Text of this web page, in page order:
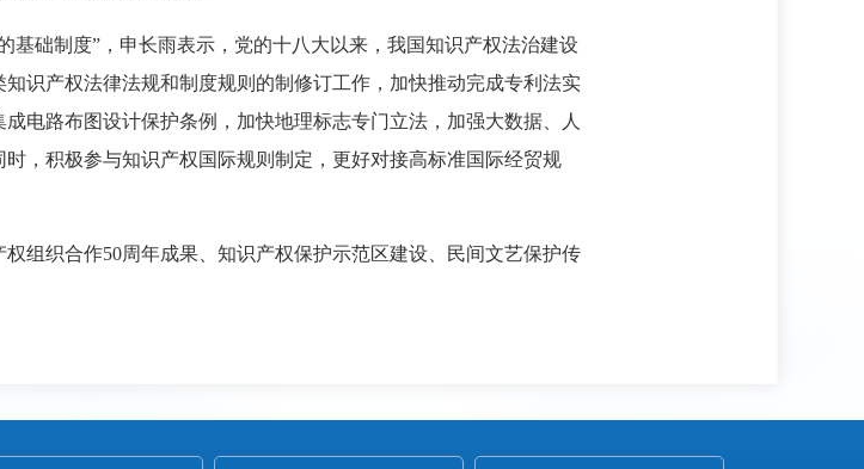
基础制度”，申长雨表示，党的十八大以来，我国知识产权法治建设
识产权法律法规和制度规则的制修订工作，加快推动完成专利法实
电路布图设计保护条例，加快地理标志专门立法，加强大数据、人
，积极参与知识产权国际规则制定，更好对接高标准国际经贸规
组织合作50周年成果、知识产权保护示范区建设、民间文艺保护传